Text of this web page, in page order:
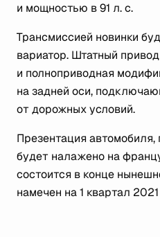
и мощностью в 91 л. с.
Трансмиссией новинки
вариатор. Штатный
и полноприводная
на задней оси,
от дорожных условий.
Презентация автомобиля,
будет налажено на
состоится в конце
намечен на 1 квартал 2021